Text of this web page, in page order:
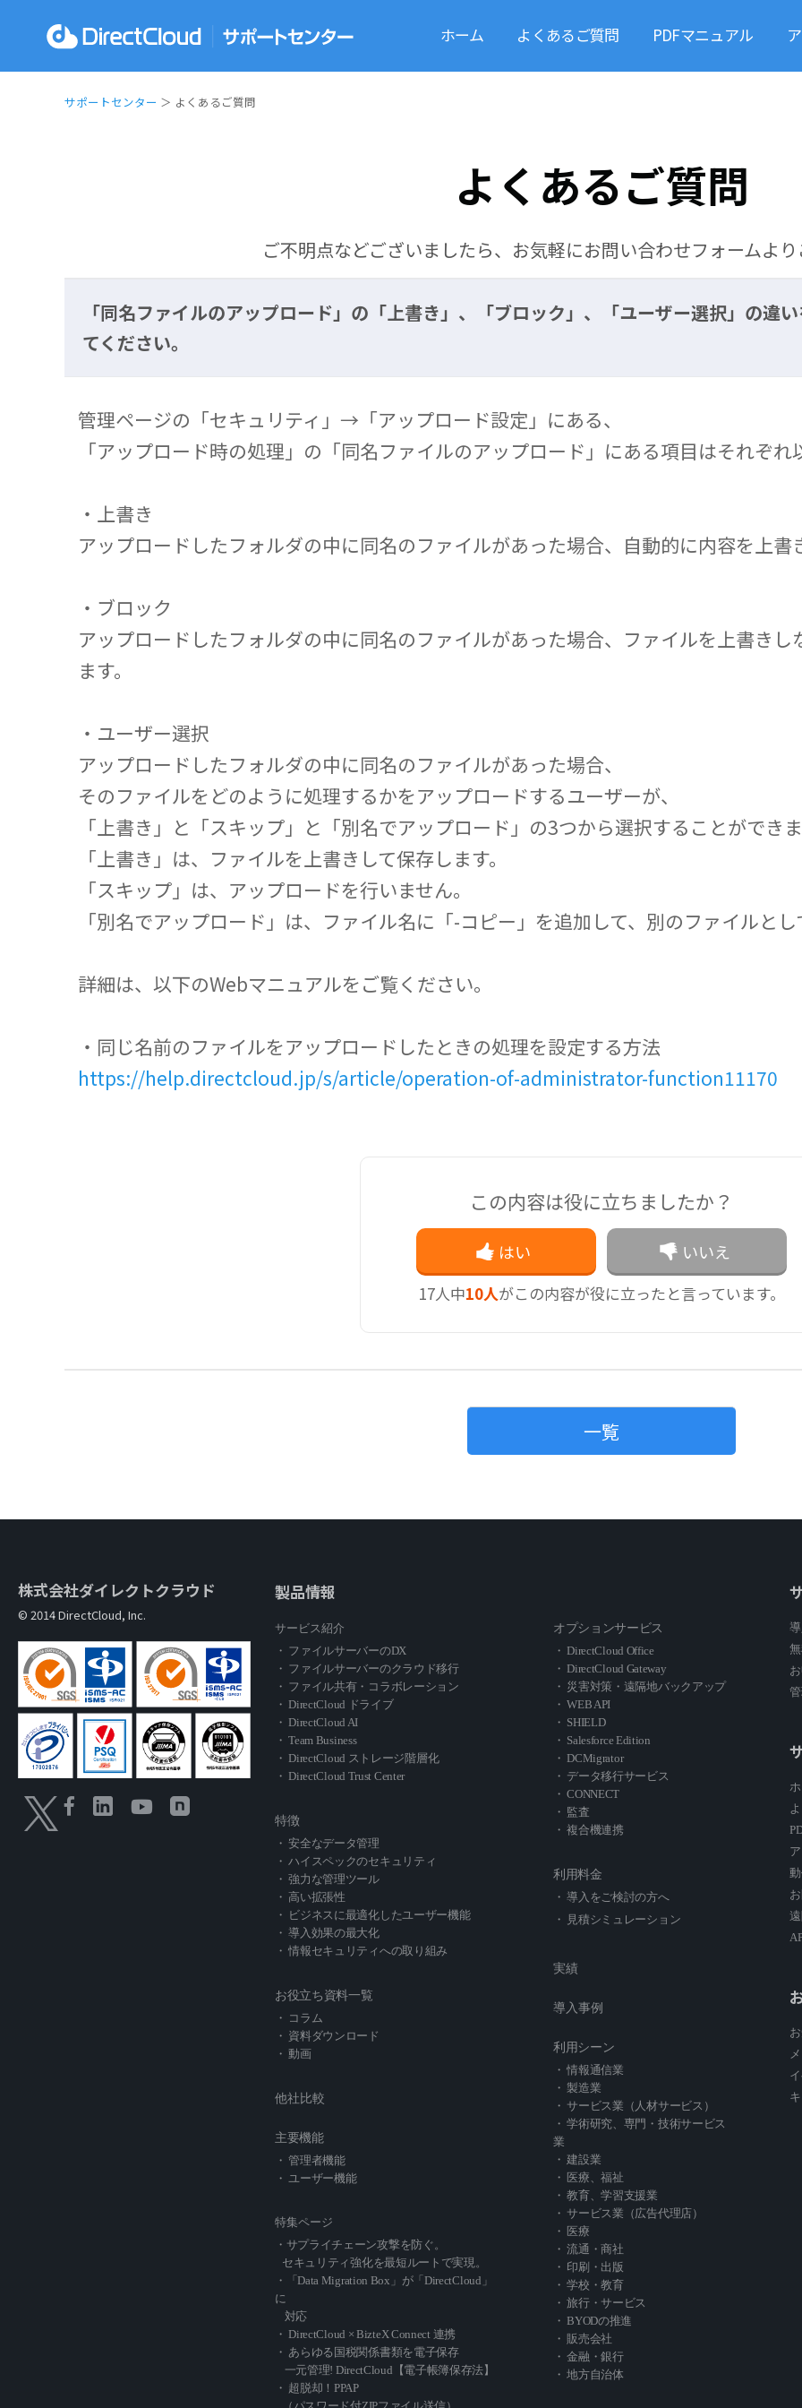
ホーム よくあるご質問 PDFマニュアル
サポートセンター ＞ よくあるご質問
よくあるご質問
ご不明点などございましたら、お気軽にお問い合わせフォームより
「同名ファイルのアップロード」の「上書き」、「ブロック」、「ユーザー選択」の違
てください。
管理ページの「セキュリティ」→「アップロード設定」にある、
「アップロード時の処理」の「同名ファイルのアップロード」にある項目はそれぞれ
・上書き
アップロードしたフォルダの中に同名のファイルがあった場合、自動的に内容を上書
・ブロック
アップロードしたフォルダの中に同名のファイルがあった場合、ファイルを上書き
ます。
・ユーザー選択
アップロードしたフォルダの中に同名のファイルがあった場合、
そのファイルをどのように処理するかをアップロードするユーザーが、
「上書き」と「スキップ」と「別名でアップロード」の3つから選択することができま
「上書き」は、ファイルを上書きして保存します。
「スキップ」は、アップロードを行いません。
「別名でアップロード」は、ファイル名に「-コピー」を追加して、別のファイルとし
詳細は、以下のWebマニュアルをご覧ください。
・同じ名前のファイルをアップロードしたときの処理を設定する方法
https://help.directcloud.jp/s/article/operation-of-administrator-function11170
この内容は役に立ちましたか？
はい いいえ
17人中10人がこの内容が役に立ったと言っています。
一覧
株式会社ダイレクトクラウド
© 2014 DirectCloud, Inc.
製品情報
サービス紹介
・ ファイルサーバーのDX
・ ファイルサーバーのクラウド移行
・ ファイル共有・コラボレーション
・ DirectCloud ドライブ
・ DirectCloud AI
・ Team Business
・ DirectCloud ストレージ階層化
・ DirectCloud Trust Center
特徴
・ 安全なデータ管理
・ ハイスペックのセキュリティ
・ 強力な管理ツール
・ 高い拡張性
・ ビジネスに最適化したユーザー機能
・ 導入効果の最大化
・ 情報セキュリティへの取り組み
お役立ち資料一覧
・ コラム
・ 資料ダウンロード
・ 動画
他社比較
主要機能
・ 管理者機能
・ ユーザー機能
特集ページ
・サプライチェーン攻撃を防ぐ。
セキュリティ強化を最短ルートで実現。
・「Data Migration Box」が「DirectCloud」
に
対応
・ DirectCloud × BizteX Connect 連携
・ あらゆる国税関係書類を電子保存
一元管理! DirectCloud【電子帳簿保存法】
・ 超脱却！PPAP
（パスワード付ZIPファイル送信）
オプションサービス
・ DirectCloud Office
・ DirectCloud Gateway
・ 災害対策・遠隔地バックアップ
・ WEB API
・ SHIELD
・ Salesforce Edition
・ DCMigrator
・ データ移行サービス
・ CONNECT
・ 監査
・ 複合機連携
利用料金
・ 導入をご検討の方へ
・ 見積シミュレーション
実績
導入事例
利用シーン
・ 情報通信業
・ 製造業
・ サービス業（人材サービス）
・ 学術研究、専門・技術サービス
業
・ 建設業
・ 医療、福祉
・ 教育、学習支援業
・ サービス業（広告代理店）
・ 医療
・ 流通・商社
・ 印刷・出版
・ 学校・教育
・ 旅行・サービス
・ BYODの推進
・ 販売会社
・ 金融・銀行
・ 地方自治体